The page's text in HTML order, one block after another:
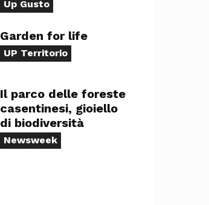
Up Gusto
Garden for life
UP Territorio
Il parco delle foreste
casentinesi, gioiello
di biodiversità
Newsweek